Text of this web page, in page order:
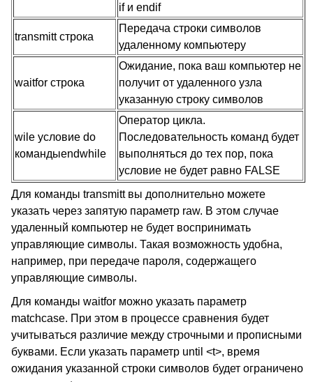
if и endif
transmittстрока
Передача строки символов
удаленному компьютеру
waitfor строка
Ожидание, пока ваш компьютер не
получит от удаленного узла
указанную строку символов
wile условие do
командыendwhile
Оператор цикла.
Последовательность команд будет
выполняться до тех пор, пока
условие не будет равно FALSE
Для команды transmittвы дополнительно можете
указать через запятую параметр raw. В этом случае
удаленный компьютер не будет воспринимать
управляющие символы. Такая возможность удобна,
например, при передаче пароля, содержащего
управляющие символы.
Для команды waitfor можно указать параметр
matchcase. При этом в процессе сравнения будет
учитываться различие между строчными и прописными
буквами. Если указать параметр until <t>, время
ожидания указанной строки символов будет ограничено